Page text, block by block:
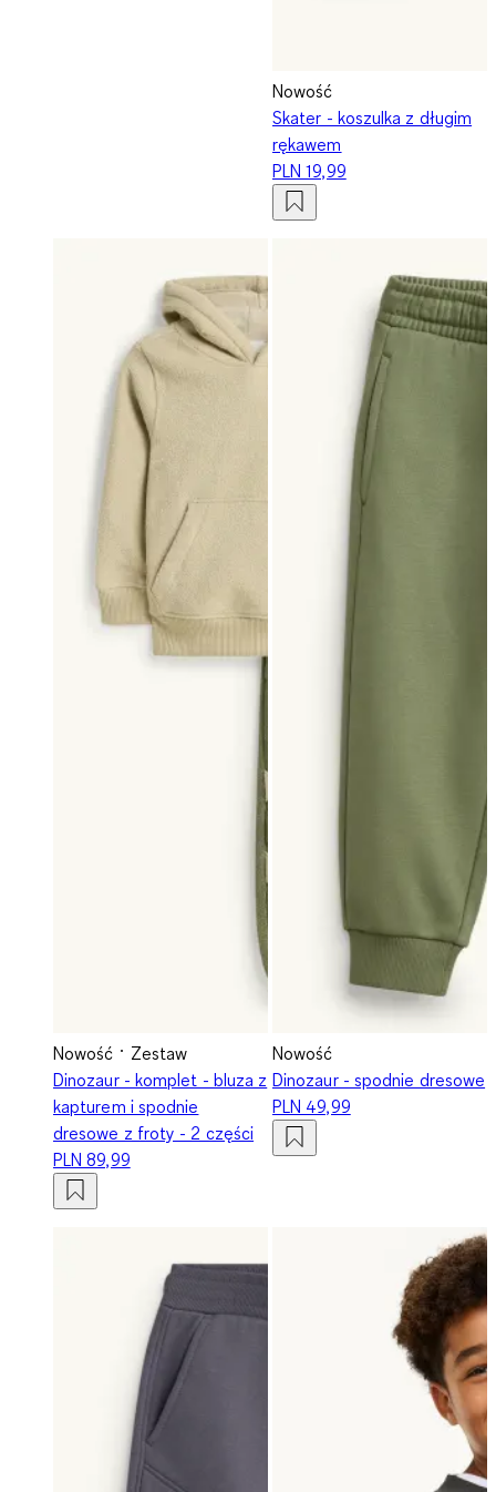
Nowość
Skater - koszulka z długim
rękawem
PLN 19,99
Nowość
Zestaw
Dinozaur - komplet - bluza z
kapturem i spodnie
dresowe z froty - 2 części
PLN 89,99
Nowość
Dinozaur - spodnie dresowe
PLN 49,99